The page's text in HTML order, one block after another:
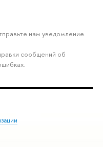
нам уведомление.
сообщений об